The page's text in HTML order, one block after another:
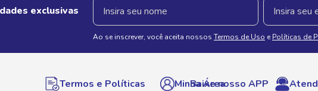
exclusivas
Ao se inscrever, você aceita nossos Termos de Uso e Políticas de
Termos e Políticas
Minha Área
Baixe nosso APP